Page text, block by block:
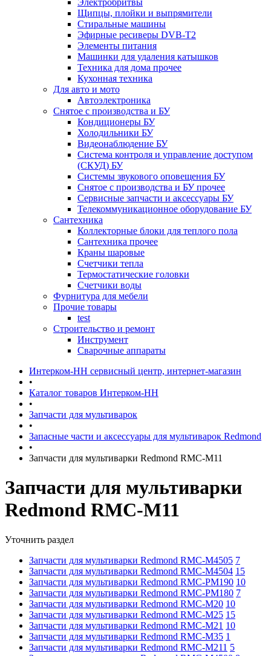
Электробритвы
Щипцы, плойки и выпрямители
Стиральные машины
Эфирные ресиверы DVB-T2
Элементы питания
Машинки для удаления катышков
Техника для дома прочее
Кухонная техника
Для авто и мото
Автоэлектроника
Снятое с производства и БУ
Кондиционеры БУ
Холодильники БУ
Видеонаблюдение БУ
Система контроля и управление доступом
(СКУД) БУ
Системы звукового оповещения БУ
Снятое с производства и БУ прочее
Сервисные запчасти и аксессуары БУ
Телекоммуникационное оборудование БУ
Сантехника
Коллекторные блоки для теплого пола
Сантехника прочее
Краны шаровые
Счетчики тепла
Термоcтатические головки
Счетчики воды
Фурнитура для мебели
Прочие товары
test
Строительство и ремонт
Инструмент
Сварочные аппараты
Интерком-НН сервисный центр, интернет-магазин
•
Каталог товаров Интерком-НН
•
Запчасти для мультиварок
•
Запасные части и аксессуары для мультиварок Redmond
•
Запчасти для мультиварки Redmond RMC-M11
Запчасти для мультиварки
Redmond RMC-M11
Уточнить раздел
Запчасти для мультиварки Redmond RMC-M4505 7
Запчасти для мультиварки Redmond RMC-M4504 15
Запчасти для мультиварки Redmond RMC-PM190 10
Запчасти для мультиварки Redmond RMC-PM180 7
Запчасти для мультиварки Redmond RMC-M20 10
Запчасти для мультиварки Redmond RMC-M25 15
Запчасти для мультиварки Redmond RMC-M21 10
Запчасти для мультиварки Redmond RMC-M35 1
Запчасти для мультиварки Redmond RMC-M211 5